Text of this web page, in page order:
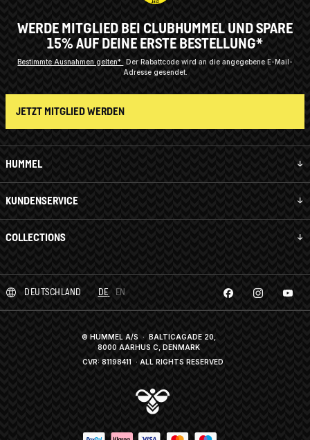
HUMMEL
KUNDENSERVICE
COLLECTIONS
WERDE MITGLIED BEI CLUBHUMMEL UND SPARE
15% AUF DEINE ERSTE BESTELLUNG*
Bestimmte Ausnahmen gelten* Der Rabattcode wird an die angegebene E-Mail-
Adresse gesendet.
JETZT MITGLIED WERDEN
DEUTSCHLAND DE EN
© HUMMEL A/S · BALTICAGADE 20,
8000 AARHUS C, DENMARK
CVR: 81198411 · ALL RIGHTS RESERVED